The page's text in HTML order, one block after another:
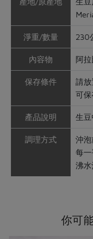
淨重/數量 230
內容物 阿
保存條件
請放
可保
產品說明 生
調理方式
沖
每
沸
你可